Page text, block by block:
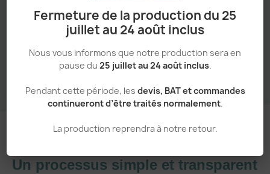
Fermeture de la production du 25
juillet au 24 août inclus
Nous vous informons que notre production sera en
pause du 25 juillet au 24 août inclus.
Pendant cette période, les devis, BAT et commandes
continueront d’être traités normalement.
La production reprendra à notre retour.
Sans minimum de commande
Un processus simple et transparent